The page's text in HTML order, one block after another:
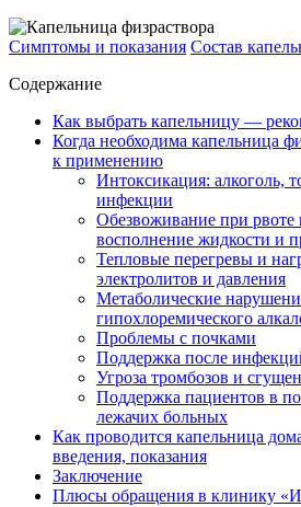
Симптомы и показания Состав
Содержание
Как выбрать капельницу —
Когда необходима капельница
к применению
Интоксикация: алкоголь,
инфекции
Обезвоживание при
восполнение жидкости и
Тепловые перегревы и
электролитов и давления
Метаболические
гипохлоремического
Проблемы с почками
Поддержка после
Угроза тромбозов и
Поддержка пациентов в
лежачих больных
Как проводится капельница
введения, показания
Заключение
Плюсы обращения в клинику